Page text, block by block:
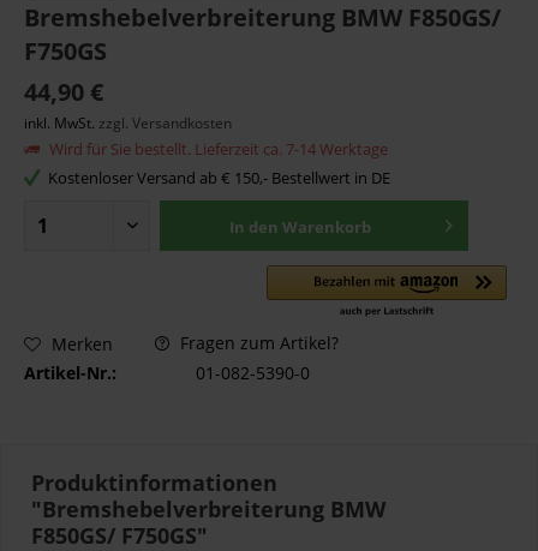
Bremshebelverbreiterung BMW F850GS/
F750GS
44,90 €
inkl. MwSt. zzgl. Versandkosten
Wird für Sie bestellt. Lieferzeit ca. 7-14 Werktage
Kostenloser Versand ab € 150,- Bestellwert in DE
In den Warenkorb
Merken
Fragen zum Artikel?
Artikel-Nr.:
01-082-5390-0
Produktinformationen
"Bremshebelverbreiterung BMW
F850GS/ F750GS"